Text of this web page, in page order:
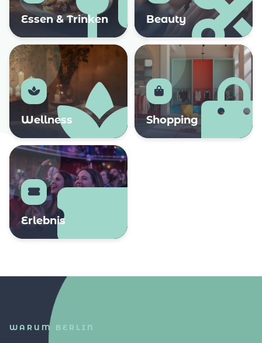
Essen & Trinken Beauty
Wellness Shopping
Erlebnis
WARUM BERLIN